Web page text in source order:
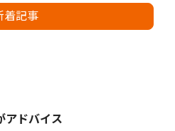
着記事
アドバイス